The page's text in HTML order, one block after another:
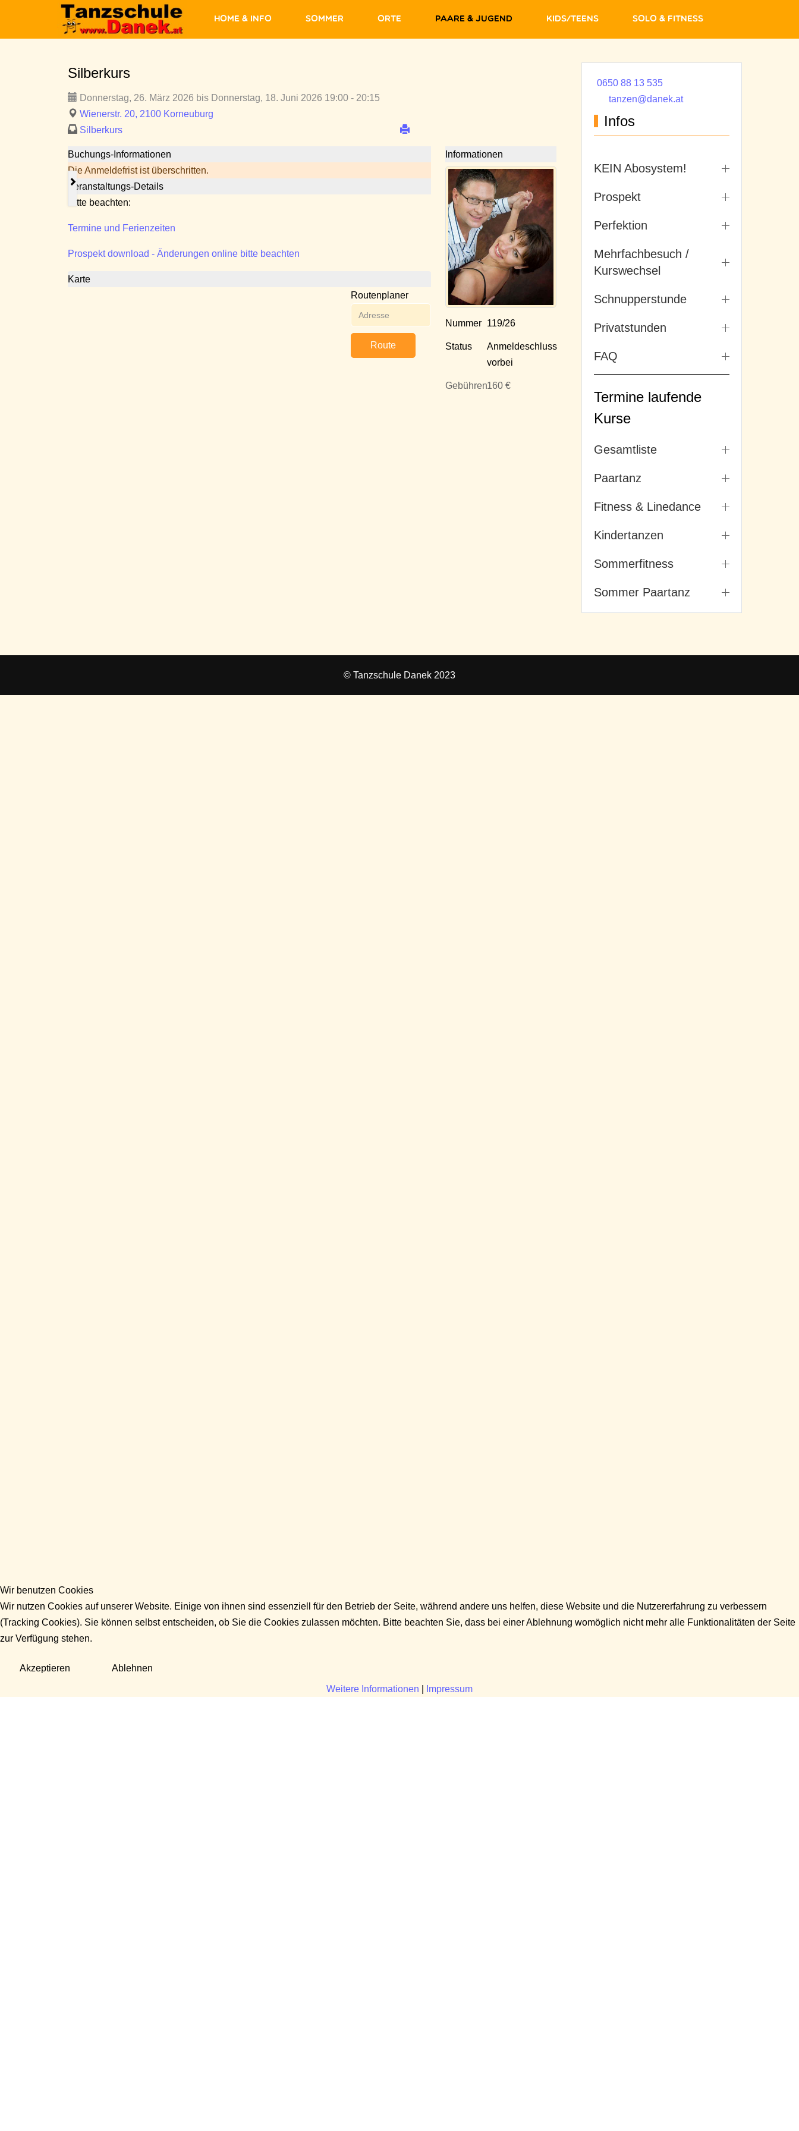
Home & Info Sommer Orte Paare & Jugend Kids/Teens Solo & Fitness
Silberkurs
Donnerstag, 26. März 2026 bis Donnerstag, 18. Juni 2026 19:00 - 20:15
Wienerstr. 20, 2100 Korneuburg
Silberkurs
Buchungs-Informationen
Die Anmeldefrist ist überschritten.
Veranstaltungs-Details
Bitte beachten:
Termine und Ferienzeiten
Prospekt download - Änderungen online bitte beachten
Karte
Routenplaner
Route
Informationen
Nummer 119/26
Status
Anmeldeschluss
vorbei
Gebühren160 €
0650 88 13 535
tanzen@danek.at
Infos
KEIN Abosystem!
Prospekt
Perfektion
Mehrfachbesuch /
Kurswechsel
Schnupperstunde
Privatstunden
FAQ
Termine laufende
Kurse
Gesamtliste
Paartanz
Fitness & Linedance
Kindertanzen
Sommerfitness
Sommer Paartanz
© Tanzschule Danek 2023
Wir benutzen Cookies
Wir nutzen Cookies auf unserer Website. Einige von ihnen sind essenziell für den Betrieb der Seite, während andere uns helfen, diese Website und die Nutzererfahrung zu verbessern
(Tracking Cookies). Sie können selbst entscheiden, ob Sie die Cookies zulassen möchten. Bitte beachten Sie, dass bei einer Ablehnung womöglich nicht mehr alle Funktionalitäten der Seite
zur Verfügung stehen.
Akzeptieren Ablehnen
Weitere Informationen Impressum